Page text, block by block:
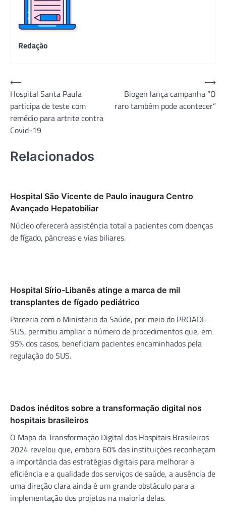
Redação
Navegação
de
Post
⟵
Hospital Santa Paula
participa de teste com
remédio para artrite contra
Covid-19
Biogen lança campanha “O
raro também pode acontecer”
⟶
Relacionados
Hospital São Vicente de Paulo inaugura Centro
Avançado Hepatobiliar
Núcleo oferecerá assistência total a pacientes com doenças
de fígado, pâncreas e vias biliares.
Hospital Sírio-Libanês atinge a marca de mil
transplantes de fígado pediátrico
Parceria com o Ministério da Saúde, por meio do PROADI-
SUS, permitiu ampliar o número de procedimentos que, em
95% dos casos, beneficiam pacientes encaminhados pela
regulação do SUS.
Dados inéditos sobre a transformação digital nos
hospitais brasileiros
O Mapa da Transformação Digital dos Hospitais Brasileiros
2024 revelou que, embora 60% das instituições reconheçam
a importância das estratégias digitais para melhorar a
eficiência e a qualidade dos serviços de saúde, a ausência de
uma direção clara ainda é um grande obstáculo para a
implementação dos projetos na maioria delas.